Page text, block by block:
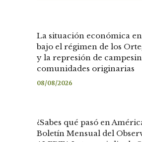
La situación económica
bajo el régimen de los
y la represión de
comunidades originarias
08/08/2026
¿Sabes qué pasó en
Boletín Mensual del